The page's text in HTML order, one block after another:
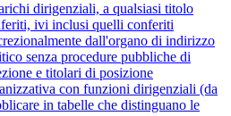
dirigenziali, a qualsiasi titolo
ivi inclusi quelli conferiti
dall'organo di indirizzo
senza procedure pubbliche di
e titolari di posizione
con funzioni dirigenziali (da
in tabelle che distinguano le